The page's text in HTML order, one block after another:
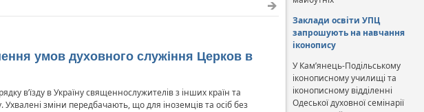
умов духовного служіння Церков в
в’їзду в Україну священнослужителів з інших країн та
зміни передбачають, що для іноземців та осіб без
Заклади освіти УПЦ
запрошують на навчання
іконопису
У Кам’янець-Подільському
іконописному училищі та
іконописному відділенні
Одеської духовної семінарії